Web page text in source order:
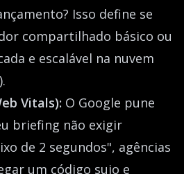
Isso define se
compartilhado básico ou
e escalável na nuvem
Vitals): O Google pune
briefing não exigir
de 2 segundos", agências
um código sujo e